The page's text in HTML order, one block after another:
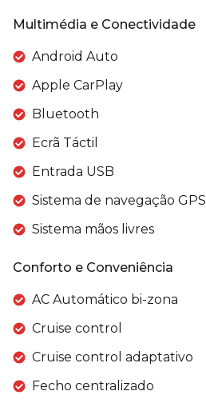
Multimédia e Conectividade
Android Auto
Apple CarPlay
Bluetooth
Ecrã Táctil
Entrada USB
Sistema de navegação GPS
Sistema mãos livres
Conforto e Conveniência
AC Automático bi-zona
Cruise control
Cruise control adaptativo
Fecho centralizado